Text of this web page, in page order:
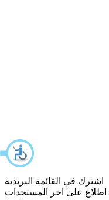
اشترك في القائمة البريدية
اطلاع على اخر المستجدات